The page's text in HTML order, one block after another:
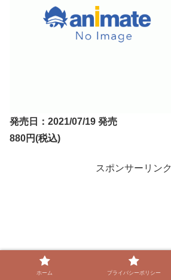
発売日：2021/07/19 発売
880円(税込)
スポンサーリンク
ホーム プライバシーポリシー